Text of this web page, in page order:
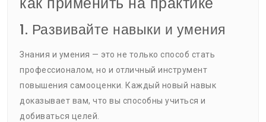
1. Развивайте навыки и умения
Знания и умения — это не только способ стать
профессионалом, но и отличный инструмент
повышения самооценки. Каждый новый навык
доказывает вам, что вы способны учиться и
добиваться целей.